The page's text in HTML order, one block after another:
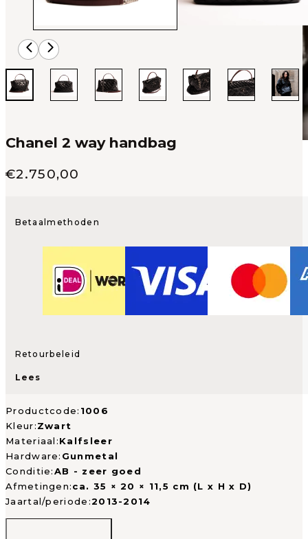
Chanel 2 way handbag
Verkoop prijs
€2.750,00
Betaalmethoden
Retourbeleid
Lees
Productcode: 1006
Kleur:Zwart
Materiaal:Kalfsleer
Hardware: Gunmetal
Conditie:AB - zeer goed
Afmetingen:ca. 35 × 20 × 11,5 cm (L x H x D)
Jaartal/periode:2013-2014